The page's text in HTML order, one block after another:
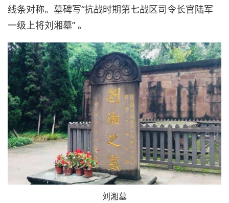
线条对称。墓碑写“抗战时期第七战区司令长官陆军
一级上将刘湘墓” 。
刘湘墓